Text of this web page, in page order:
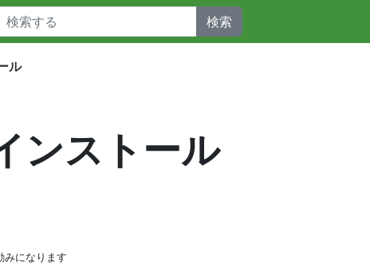
検索
ル
ンストール
みになります